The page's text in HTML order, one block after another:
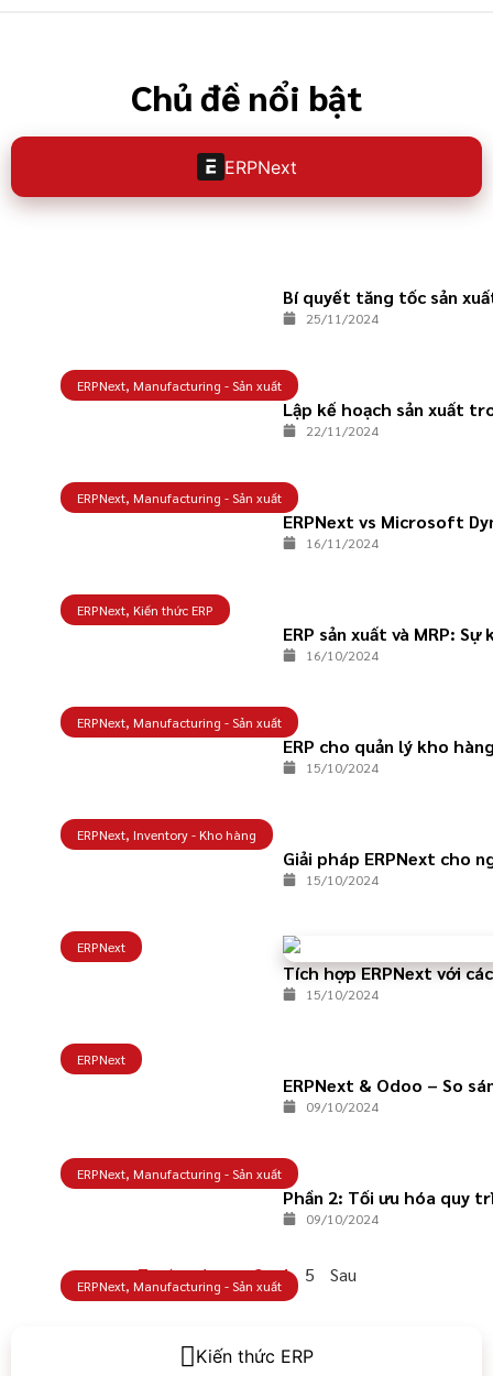
Chủ đề nổi bật
ERPNext
Kiến thức ERP
ERPNext, Manufacturing - Sản xuất
Bí quyết tăng tốc sản
25/11/2024
ERPNext, Manufacturing - Sản xuất
Lập kế hoạch sản xuất
22/11/2024
ERPNext, Kiến thức ERP
ERPNext vs Microsoft
16/11/2024
ERPNext, Manufacturing - Sản xuất
ERP sản xuất và MRP:
16/10/2024
ERPNext, Inventory - Kho hàng
ERP cho quản lý kho
15/10/2024
ERPNext
Giải pháp ERPNext cho
15/10/2024
ERPNext
Tích hợp ERPNext với
15/10/2024
ERPNext, Manufacturing - Sản xuất
ERPNext & Odoo – So
09/10/2024
ERPNext, Manufacturing - Sản xuất
Phần 2: Tối ưu hóa quy
09/10/2024
Trước 1 … 3 4 5 Sau